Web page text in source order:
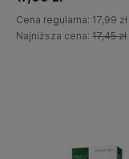
Cena regularna: 17,99 zł
Najniższa cena: 17,45 zł